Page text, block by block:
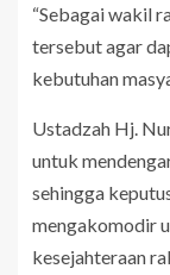
“Sebagai wakil
tersebut agar
kebutuhan
Ustadzah Hj.
untuk
sehingga
mengakomodir
kesejahteraan